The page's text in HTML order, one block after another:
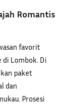
Romantis
favorit
Lombok. Di
paket
dan
Prosesi